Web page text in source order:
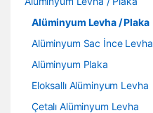
Alüminyum Levha / Plaka
Alüminyum Sac İnce Levha
Alüminyum Plaka
Eloksallı Alüminyum Levha
Çetalı Alüminyum Levha